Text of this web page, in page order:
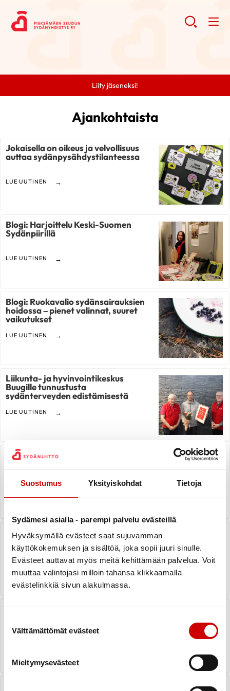
Suostumus Yksityiskohdat Tietoja
Sydämesi asialla - parempi palvelu evästeillä
Hyväksymällä evästeet saat sujuvamman
käyttökokemuksen ja sisältöä, joka sopii juuri sinulle.
Evästeet auttavat myös meitä kehittämään palvelua. Voit
muuttaa valintojasi milloin tahansa klikkaamalla
evästelinkkiä sivun alakulmassa.
Välttämättömät evästeet
Mieltymysevästeet
Liity jäseneksi!
Ajankohtaista
Jokaisella on oikeus ja velvollisuus
auttaa sydänpysähdystilanteessa
LUE UUTINEN
Blogi: Harjoittelu Keski-Suomen
Sydänpiirillä
LUE UUTINEN
Blogi: Ruokavalio sydänsairauksien
hoidossa – pienet valinnat, suuret
vaikutukset
LUE UUTINEN
Liikunta- ja hyvinvointikeskus
Buugille tunnustusta
sydänterveyden edistämisestä
LUE UUTINEN
Saarijärven Seudun Sydänyhdistys
palkittiin menestyksekkäästä
jäsenhankinnasta vuonna 2024
Sydämen läppätoimenpiteen tai -
leikkauksen läpikäynyt – vaikuta
laadukkaan potilasohjauksen
ohjeistukseen
LUE UUTINEN
Sydänyhdistykset vierailulla
Yhteistyöllä sydänten parhaaksi